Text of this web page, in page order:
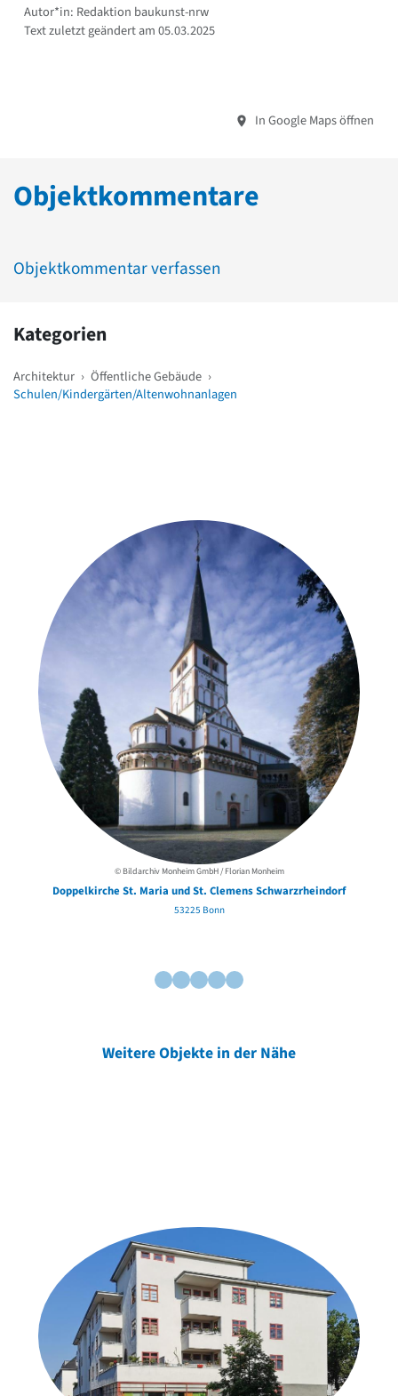
Autor*in: Redaktion baukunst-nrw
Text zuletzt geändert am 05.03.2025
In Google Maps öffnen
Objektkommentare
Objektkommentar verfassen
Kategorien
Architektur › Öffentliche Gebäude ›
Schulen/Kindergärten/Altenwohnanlagen
© Bildarchiv Monheim GmbH / Florian Monheim
Doppelkirche St. Maria und St. Clemens Schwarzrheindorf
53225 Bonn
Weitere Objekte in der Nähe